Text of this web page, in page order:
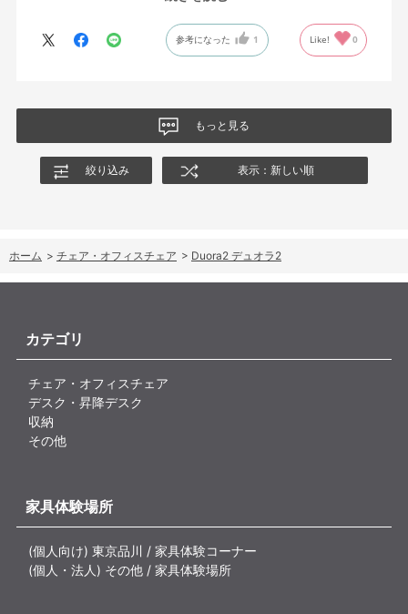
が入っていて仕事をするにはすごく良い椅子でした。
参考になった 1 Like! 0
もっと見る
絞り込み 表示：新しい順
ホーム > チェア・オフィスチェア > Duora2 デュオラ2
カテゴリ
チェア・オフィスチェア
デスク・昇降デスク
収納
その他
家具体験場所
(個人向け) 東京品川 / 家具体験コーナー
(個人・法人) その他 / 家具体験場所